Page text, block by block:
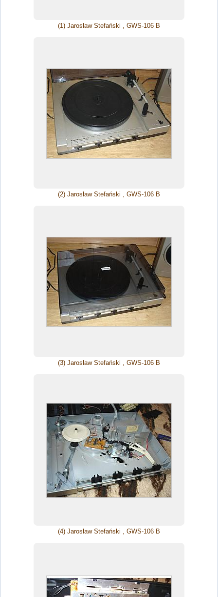
(1) Jarosław Stefański , GWS-106 B
(2) Jarosław Stefański , GWS-106 B
(3) Jarosław Stefański , GWS-106 B
(4) Jarosław Stefański , GWS-106 B